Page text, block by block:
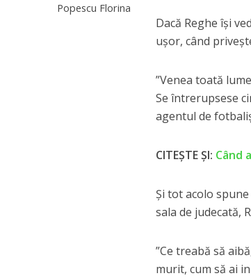
Popescu Florina
Dacă Reghe își
ușor, când
”Venea toată
Se întrerupsese
agentul de
CITEȘTE ȘI: Când
Și tot acolo
sala de judecată,
”Ce treabă să
murit, cum să ai